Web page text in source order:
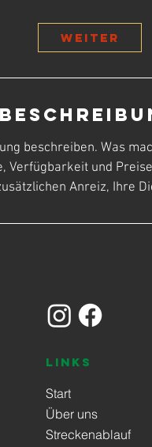
d
.
Weiter
beschreiben. Was
Verfügbarkeit und
Anreiz, Ihre
Links
Start
Über uns
Streckenablauf